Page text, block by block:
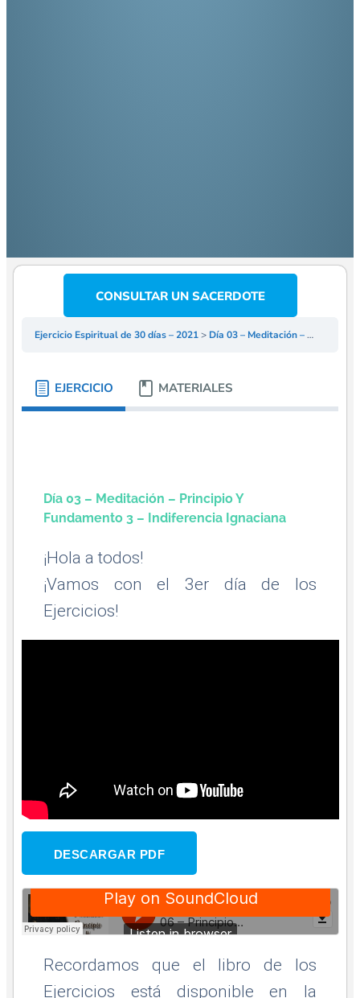
CONSULTAR UN SACERDOTE
Ejercicio Espiritual de 30 días – 2021 Día 03 – Meditación – Principio y Fundamento 3 – Indiferencia Ignaciana
EJERCICIO MATERIALES
Día 03 – Meditación – Principio Y
Fundamento 3 – Indiferencia Ignaciana
¡Hola a todos!
¡Vamos con el 3er día de los
Ejercicios!
DESCARGAR PDF
Recordamos que el libro de los
Ejercicios está disponible en la